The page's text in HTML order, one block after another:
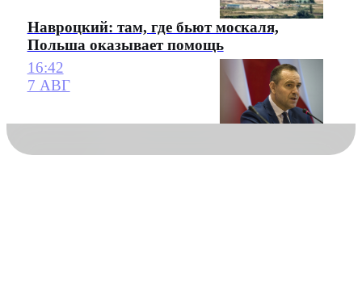
Навроцкий: там, где бьют москаля,
Польша оказывает помощь
16:42
7 АВГ